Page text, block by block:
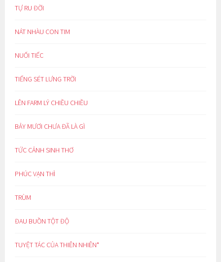
TỰ RU ĐỜI
NÁT NHÀU CON TIM
NUỐI TIẾC
TIẾNG SÉT LƯNG TRỜI
LÊN FARM LÝ CHIỀU CHIỀU
BẢY MƯƠI CHƯA ĐÃ LÀ GÌ
TỨC CẢNH SINH THƠ
PHÚC VẠN THÌ
TRÙM
ĐAU BUỒN TỘT ĐỘ
TUYỆT TÁC CỦA THIÊN NHIÊN*